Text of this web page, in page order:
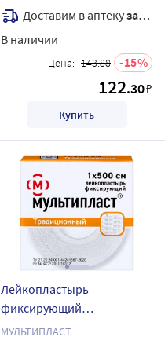
Доставим в аптекузавтра
В наличии
Цена: 143.88 15
122.30₽
Купить
Лейкопластырь
фиксирующий
мультипласт 1х500
МУЛЬТИПЛАСТ